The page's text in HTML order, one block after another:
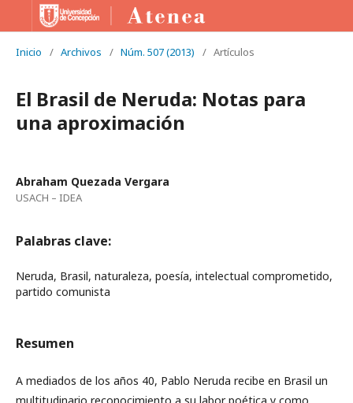
Inicio / Archivos / Núm. 507 (2013) / Artículos
El Brasil de Neruda: Notas para
una aproximación
Abraham Quezada Vergara
USACH – IDEA
Palabras clave:
Neruda, Brasil, naturaleza, poesía, intelectual comprometido,
partido comunista
Resumen
A mediados de los años 40, Pablo Neruda recibe en Brasil un